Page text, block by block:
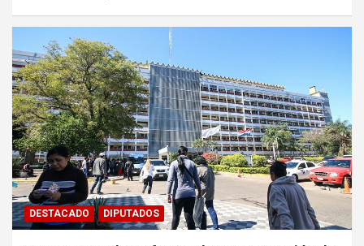
DESTACADO DIPUTADOS